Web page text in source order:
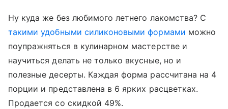
Ну куда же без любимого летнего лакомства? С
такими удобными силиконовыми формами можно
поупражняться в кулинарном мастерстве и
научиться делать не только вкусные, но и
полезные десерты. Каждая форма рассчитана на 4
порции и представлена в 6 ярких расцветках.
Продается со скидкой 49%.